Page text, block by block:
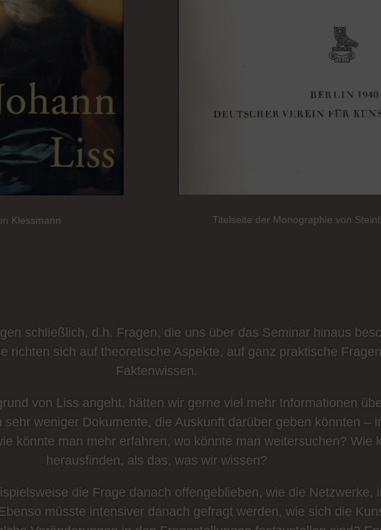
Klessmann Titelseite der Monographie von
schließlich, d.h. Fragen, die uns über das Seminar hinaus
richten sich auf theoretische Aspekte, auf ganz praktische
Faktenwissen.
von Liss angeht, hätten wir gerne viel mehr Informationen
weniger Dokumente, die Auskunft darüber geben könnten –
könnte man mehr erfahren, wo könnte man weitersuchen? Wie
herausfinden, als das, was wir wissen?
die Frage danach offengeblieben, wie die Netzwerke,
müsste intensiver danach gefragt werden, wie sich die